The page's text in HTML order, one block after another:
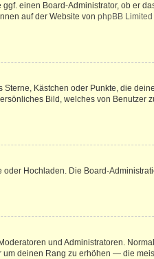
einen Board-Administrator, ob er
auf der Website von phpBB Limited
Kästchen oder Punkte, die
Bild, welches von Benutzer
oder Hochladen. Die Board-
und Administratoren.
deinen Rang zu erhöhen — die